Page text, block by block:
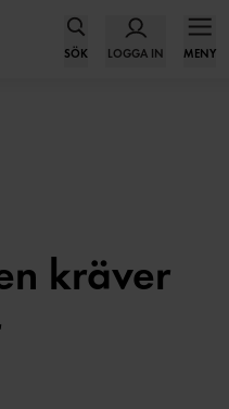
SÖK LOGGA IN MENY
kräver